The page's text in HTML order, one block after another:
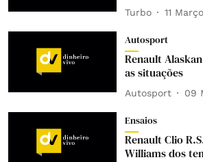
Turbo 11
Autosport
Renault
as situações
Autosport 09
Ensaios
Renault Clio
Williams dos